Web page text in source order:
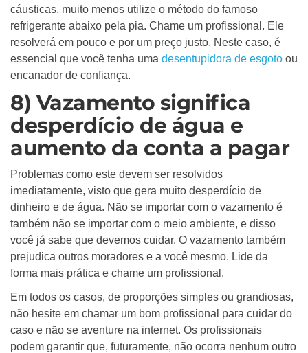
cáusticas, muito menos utilize o método do famoso
refrigerante abaixo pela pia. Chame um profissional. Ele
resolverá em pouco e por um preço justo. Neste caso, é
essencial que você tenha uma desentupidora de esgoto ou
encanador de confiança.
8) Vazamento significa
desperdício de água e
aumento da conta a pagar
Problemas como este devem ser resolvidos
imediatamente, visto que gera muito desperdício de
dinheiro e de água. Não se importar com o vazamento é
também não se importar com o meio ambiente, e disso
você já sabe que devemos cuidar. O vazamento também
prejudica outros moradores e a você mesmo. Lide da
forma mais prática e chame um profissional.
Em todos os casos, de proporções simples ou grandiosas,
não hesite em chamar um bom profissional para cuidar do
caso e não se aventure na internet. Os profissionais
podem garantir que, futuramente, não ocorra nenhum outro